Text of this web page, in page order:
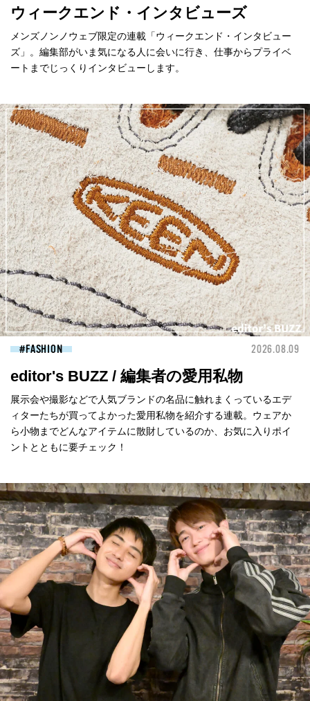
ウィークエンド・インタビューズ
メンズノンノウェブ限定の連載「ウィークエンド・インタビュー
ズ」。編集部がいま気になる人に会いに行き、仕事からプライベ
ートまでじっくりインタビューします。
FASHION 2026.08.09
editor's BUZZ / 編集者の愛用私物
展示会や撮影などで人気ブランドの名品に触れまくっているエデ
ィターたちが買ってよかった愛用私物を紹介する連載。ウェアか
ら小物までどんなアイテムに散財しているのか、お気に入りポイ
ントとともに要チェック！